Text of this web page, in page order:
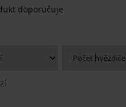
doporučuje